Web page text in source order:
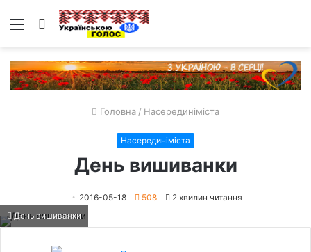
Меню Пошук
Головна / Насерединіміста
Насерединіміста
День вишиванки
2016-05-18 508 2 хвилин читання
День вишиванки